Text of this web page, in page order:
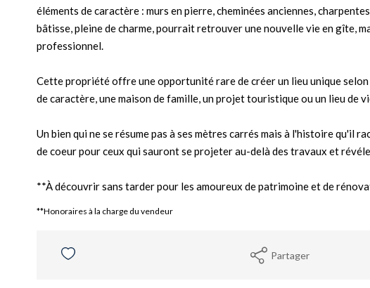
éléments de caractère : murs en pierre, cheminées anciennes,
bâtisse, pleine de charme, pourrait retrouver une nouvelle vie en gîte,
professionnel.
Cette propriété offre une opportunité rare de créer un lieu unique
de caractère, une maison de famille, un projet touristique ou un lieu de
Un bien qui ne se résume pas à ses mètres carrés mais à l'histoire
de coeur pour ceux qui sauront se projeter au-delà des travaux et
**À découvrir sans tarder pour les amoureux de patrimoine et de
**Honoraires à la charge du vendeur
Partager